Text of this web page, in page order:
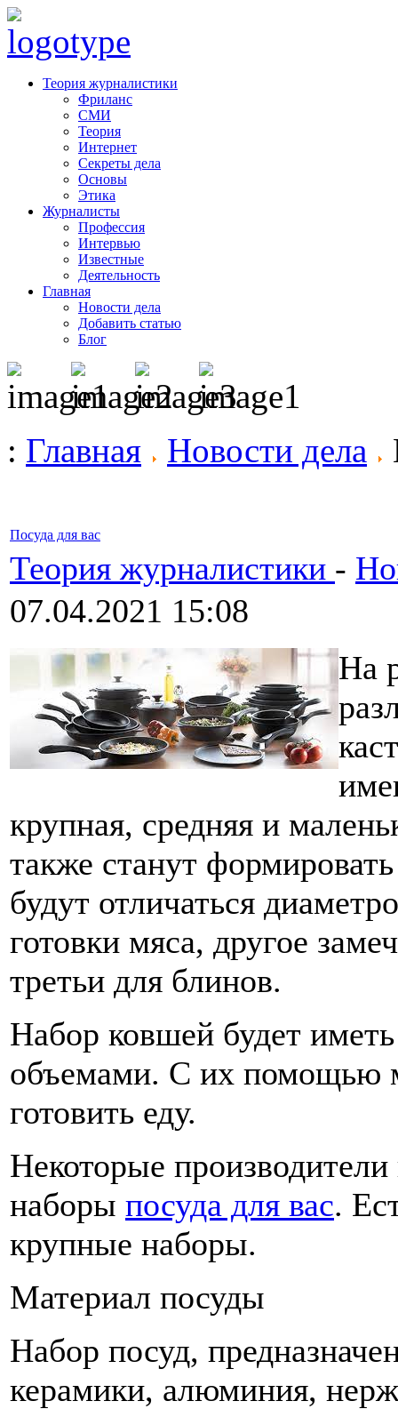
Теория журналистики
Фриланс
СМИ
Теория
Интернет
Секреты дела
Основы
Этика
Журналисты
Профессия
Интервью
Известные
Деятельность
Главная
Новости дела
Добавить статью
Блог
: Главная Новости дела
Посуда для вас
Теория журналистики -
07.04.2021 15:08
На
крупная, средняя и
также станут
будут отличаться
готовки мяса, другое
третьи для блинов.
Набор ковшей будет
объемами. С их помощью
готовить еду.
Некоторые
наборы посуда для вас.
крупные наборы.
Материал посуды
Набор посуд,
керамики, алюминия,